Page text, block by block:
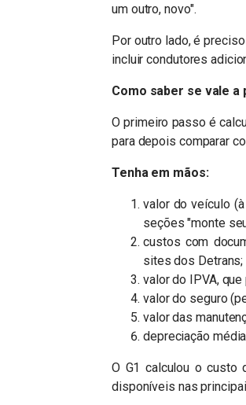
um outro, novo".
Por outro lado, é
incluir condutores
Como saber se vale a
O primeiro passo é
para depois comparar
Tenha em mãos:
valor do veículo
seções "monte
custos com
sites dos Detrans;
valor do IPVA,
valor do seguro
valor das
depreciação
O G1 calculou o custo
disponíveis nas